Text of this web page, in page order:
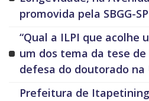
promovida pela SBGG-
“Qual a ILPI que acolhe
um dos tema da tese de
defesa do doutorado na
Prefeitura de